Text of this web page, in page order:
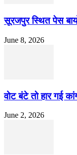
सूरजपुर स्थित पेस
June 8, 2026
वोट बंटे तो हार गई
June 2, 2026